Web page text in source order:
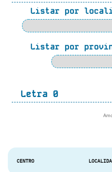
Listar por
Listar por
Letra 0
CENTRO